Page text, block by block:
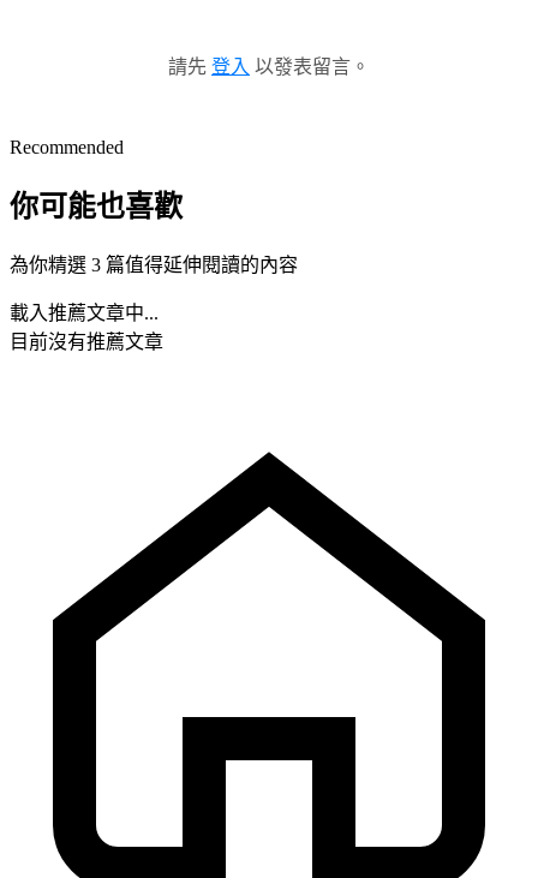
請先 登入 以發表留言。
Recommended
你可能也喜歡
為你精選 3 篇值得延伸閱讀的內容
載入推薦文章中...
目前沒有推薦文章